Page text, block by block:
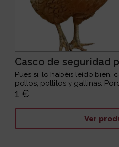
Casco de seguridad
Pues si, lo habéis leído bien,
pollos, pollitos y gallinas.
1 €
Ver